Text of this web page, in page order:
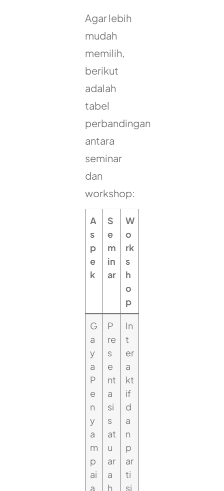
Agar lebih
mudah
memilih,
berikut
adalah
tabel
perbandingan
antara
seminar
dan
workshop:
A
s
p
e
k
S
e
m
in
ar
W
o
rk
s
h
o
p
G
a
y
a
P
e
n
y
a
m
p
ai
a
P
re
s
e
nt
a
si
s
at
u
ar
a
h
In
t
er
a
kt
if
d
a
n
p
ar
ti
si